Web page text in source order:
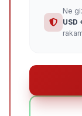
Ne
USD